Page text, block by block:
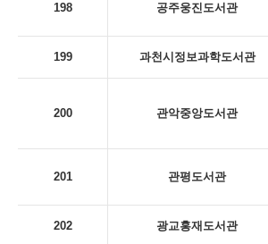
198 공주웅진도서관
199 과천시정보과학도서관
200 관악중앙도서관
201 관평도서관
202 광교홍재도서관